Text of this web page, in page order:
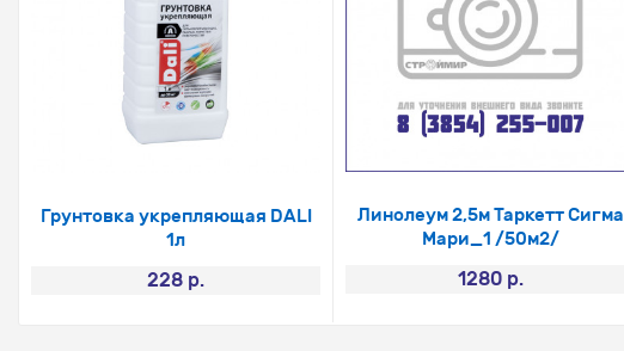
Грунтовка укрепляющая DALI
1л
228 р.
Линолеум 2,5м Таркетт Сигма
Мари_1 /50м2/
1280 р.